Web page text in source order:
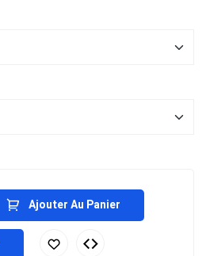
Ajouter Au Panier